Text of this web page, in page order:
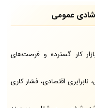
شادی عمومی
کار گسترده و فرصت‌های
اقتصادی، فشار کاری